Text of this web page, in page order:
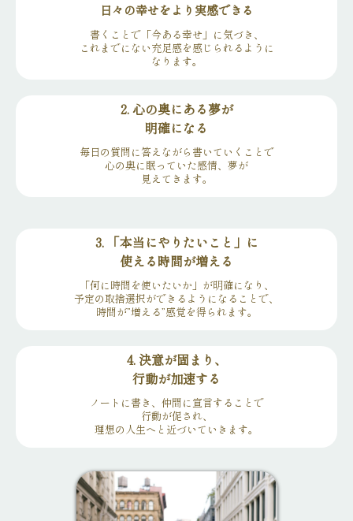
日々の幸せをより実感できる
書くことで「今ある幸せ」に気づき、
これまでにない充足感を感じられるように
なります。
2. 心の奥にある夢が
明確になる
毎日の質問に答えながら書いていくことで
心の奥に眠っていた感情、夢が
見えてきます。
3. 「本当にやりたいこと」に
使える時間が増える
「何に時間を使いたいか」が明確になり、
予定の取捨選択ができるようになることで、
時間が”増える”感覚を得られます。
4. 決意が固まり、
行動が加速する
ノートに書き、仲間に宣言することで
行動が促され、
理想の人生へと近づいていきます。